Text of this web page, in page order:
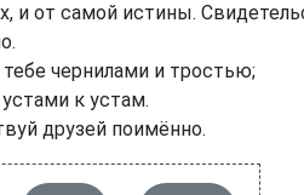
и от самой истины.
чернилами и тростью;
к устам.
друзей поимённо.